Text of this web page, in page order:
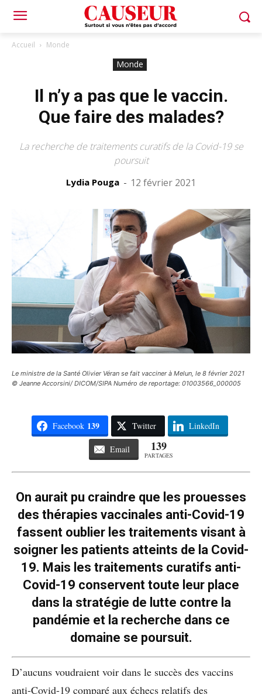
Accueil Monde
Monde
Il n’y a pas que le vaccin.
Que faire des malades?
La recherche de traitements curatifs de la Covid-19 se
poursuit
Lydia Pouga - 12 février 2021
Le ministre de la Santé Olivier Véran se fait vacciner à Melun, le 8 février 2021
© Jeanne Accorsini/ DICOM/SIPA Numéro de reportage: 01003566_000005
Facebook 139 Twitter LinkedIn
Email 139
PARTAGES
On aurait pu craindre que les prouesses
des thérapies vaccinales anti-Covid-19
fassent oublier les traitements visant à
soigner les patients atteints de la Covid-
19. Mais les traitements curatifs anti-
Covid-19 conservent toute leur place
dans la stratégie de lutte contre la
pandémie et la recherche dans ce
domaine se poursuit.
D’aucuns voudraient voir dans le succès des vaccins
anti-Covid-19 comparé aux échecs relatifs des